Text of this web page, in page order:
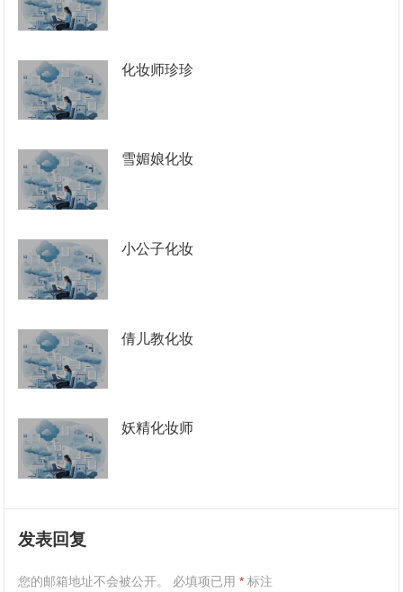
化妆师珍珍
雪媚娘化妆
小公子化妆
倩儿教化妆
妖精化妆师
发表回复
您的邮箱地址不会被公开。 必填项已用* 标注